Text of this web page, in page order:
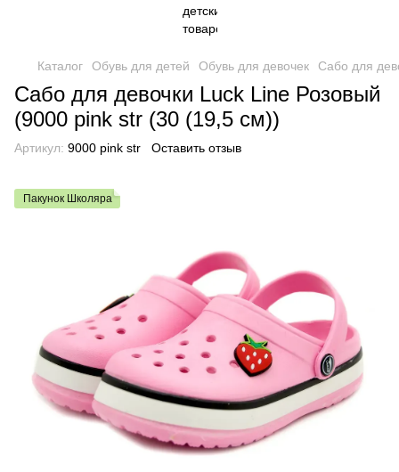
Каталог Обувь для детей Обувь для девочек Сабо для
Сабо для девочки Luck Line Розовый
(9000 pink str (30 (19,5 см))
Артикул: 9000 pink str Оставить отзыв
Пакунок Школяра